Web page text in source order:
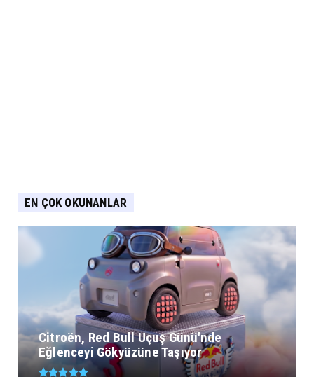
EN ÇOK OKUNANLAR
Citroën, Red Bull Uçuş Günü'nde
Eğlenceyi Gökyüzüne Taşıyor